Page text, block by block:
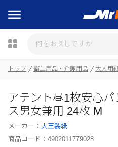
瓶詰
トップ 衛生用品・介護用品 大人用
アテント昼1枚安心
ス男女兼用 24枚 M
メーカー： 大王製紙
商品コード： 4902011779028